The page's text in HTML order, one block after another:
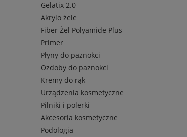
Gelatix 2.0
Akrylo żele
Fiber Żel Polyamide Plus
Primer
Płyny do paznokci
Ozdoby do paznokci
Kremy do rąk
Urządzenia kosmetyczne
Pilniki i polerki
Akcesoria kosmetyczne
Podologia